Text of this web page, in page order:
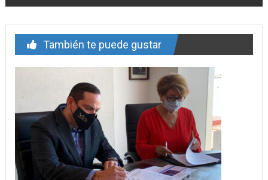
También te puede gustar